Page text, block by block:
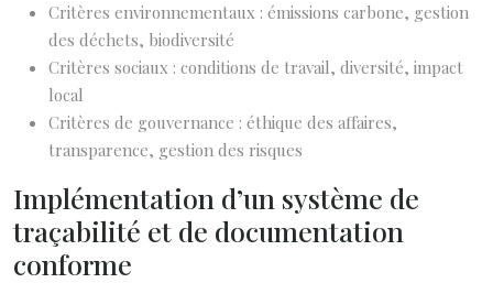
Critères environnementaux : émissions carbone, gestion
des déchets, biodiversité
Critères sociaux : conditions de travail, diversité, impact
local
Critères de gouvernance : éthique des affaires,
transparence, gestion des risques
Implémentation d’un système de
traçabilité et de documentation
conforme